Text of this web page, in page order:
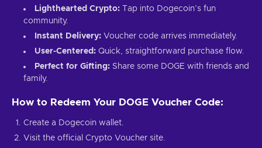
Lighthearted Crypto: Tap into Dogecoin’s fun
community.
Instant Delivery: Voucher code arrives immediately.
User-Centered: Quick, straightforward purchase flow.
Perfect for Gifting: Share some DOGE with friends and
family.
How to Redeem Your DOGE Voucher Code:
Create a Dogecoin wallet.
Visit the official Crypto Voucher site.